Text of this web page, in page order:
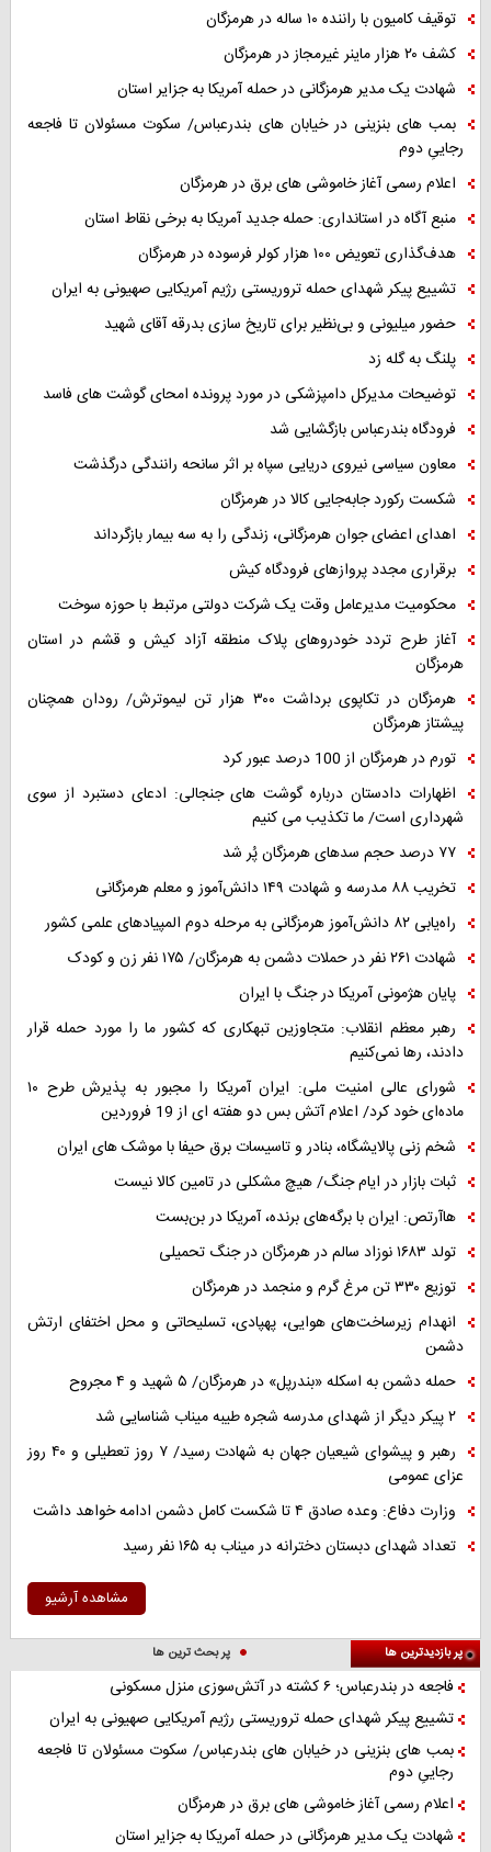
توقیف کامیون با راننده ۱۰ ساله در هرمزگان
کشف ۲۰ هزار ماینر غیرمجاز در هرمزگان
شهادت یک مدیر هرمزگانی در حمله آمریکا به جزایر استان
بمب های بنزینی در خیابان های بندرعباس/ سکوت مسئولان تا فاجعه
رجاییِ دوم
اعلام رسمی آغاز خاموشی های برق در هرمزگان
منبع آگاه در استانداری: حمله جدید آمریکا به برخی نقاط استان
هدف‌گذاری تعویض ۱۰۰ هزار کولر فرسوده در هرمزگان
تشییع پیکر شهدای حمله تروریستی رژیم آمریکایی صهیونی به ایران
حضور میلیونی و بی‌نظیر برای تاریخ سازی بدرقه آقای شهید
پلنگ به گله زد
توضیحات مدیرکل دامپزشکی در مورد پرونده امحای گوشت های فاسد
فرودگاه بندرعباس بازگشایی شد
معاون سیاسی نیروی دریایی سپاه بر اثر سانحه رانندگی درگذشت
شکست رکورد جابه‌جایی کالا در هرمزگان
اهدای اعضای جوان هرمزگانی، زندگی را به سه بیمار بازگرداند
برقراری مجدد پروازهای فرودگاه کیش
محکومیت مدیرعامل وقت یک شرکت دولتی مرتبط با حوزه سوخت
آغاز طرح تردد خودروهای پلاک منطقه آزاد کیش و قشم در استان
هرمزگان
هرمزگان در تکاپوی برداشت ۳۰۰ هزار تن لیموترش/ رودان همچنان
پیشتاز هرمزگان
تورم در هرمزگان از 100 درصد عبور کرد
اظهارات دادستان درباره گوشت های جنجالی: ادعای دستبرد از سوی
شهرداری است/ ما تکذیب می کنیم
۷۷ درصد حجم سدهای هرمزگان پُر شد
تخریب ۸۸ مدرسه و شهادت ۱۴۹ دانش‌آموز و معلم هرمزگانی
راه‌یابی ۸۲ دانش‌آموز هرمزگانی به مرحله دوم المپیادهای علمی کشور
شهادت ۲۶۱ نفر در حملات دشمن به هرمزگان/ ۱۷۵ نفر زن و کودک
پایان هژمونی آمریکا در جنگ با ایران
رهبر معظم انقلاب: متجاوزین تبهکاری که کشور ما را مورد حمله قرار
دادند، رها نمی‌کنیم
شورای عالی امنیت ملی: ایران آمریکا را مجبور به پذیرش طرح ۱۰
ماده‌ای خود کرد/ اعلام آتش بس دو هفته ای از 19 فروردین
شخم زنی پالایشگاه، بنادر و تاسیسات برق حیفا با موشک های ایران
ثبات بازار در ایام جنگ/ هیچ مشکلی در تامین کالا نیست
هاآرتص: ایران با برگه‌های برنده، آمریکا در بن‌بست
تولد ۱۶۸۳ نوزاد سالم در هرمزگان در جنگ تحمیلی
توزیع ۳۳۰ تن مرغ گرم و منجمد در هرمزگان
انهدام زیرساخت‌های هوایی، پهپادی، تسلیحاتی و محل اختفای ارتش
دشمن
حمله دشمن به اسکله «بندرپل» در هرمزگان/ ۵ شهید و ۴ مجروح
۲ پیکر دیگر از شهدای مدرسه شجره طیبه میناب شناسایی شد
رهبر و پیشوای شیعیان جهان به شهادت رسید/ ۷ روز تعطیلی و ۴۰ روز
عزای عمومی
وزارت دفاع: وعده صادق ۴ تا شکست کامل دشمن ادامه خواهد داشت
تعداد شهدای دبستان دخترانه در میناب به ۱۶۵ نفر رسید
مشاهده آرشیو
پر بازدیدترین ها پر بحث ترین ها
فاجعه در بندرعباس؛ ۶ کشته در آتش‌سوزی منزل مسکونی
تشییع پیکر شهدای حمله تروریستی رژیم آمریکایی صهیونی به ایران
بمب های بنزینی در خیابان های بندرعباس/ سکوت مسئولان تا فاجعه
رجاییِ دوم
اعلام رسمی آغاز خاموشی های برق در هرمزگان
شهادت یک مدیر هرمزگانی در حمله آمریکا به جزایر استان